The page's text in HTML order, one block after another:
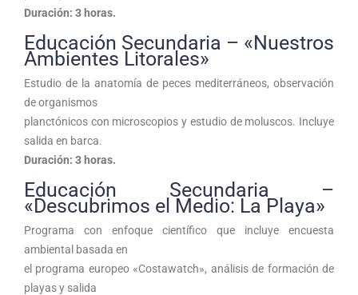
Duración: 3 horas.
Educación Secundaria – «Nuestros
Ambientes Litorales»
Estudio de la anatomía de peces mediterráneos, observación
de organismos
planctónicos con microscopios y estudio de moluscos. Incluye
salida en barca.
Duración: 3 horas.
Educación Secundaria –
«Descubrimos el Medio: La Playa»
Programa con enfoque científico que incluye encuesta
ambiental basada en
el programa europeo «Costawatch», análisis de formación de
playas y salida